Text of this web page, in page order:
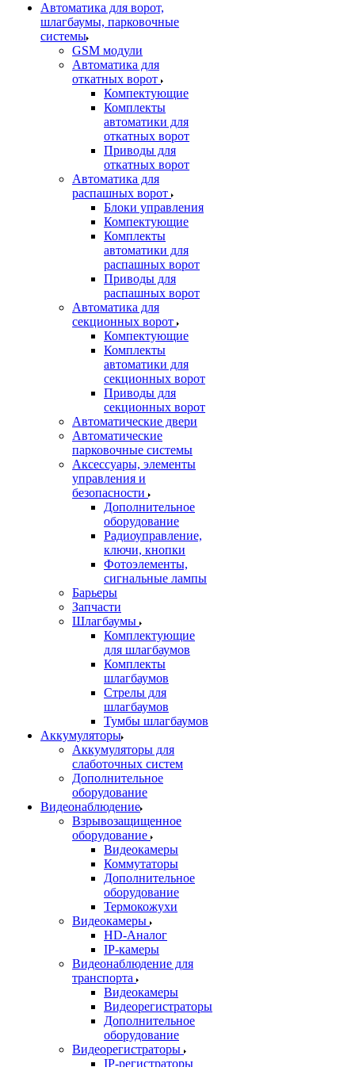
Автоматика для ворот,
шлагбаумы, парковочные
системы
GSM модули
Автоматика для
откатных ворот
Компектующие
Комплекты
автоматики для
откатных ворот
Приводы для
откатных ворот
Автоматика для
распашных ворот
Блоки управления
Компектующие
Комплекты
автоматики для
распашных ворот
Приводы для
распашных ворот
Автоматика для
секционных ворот
Компектующие
Комплекты
автоматики для
секционных ворот
Приводы для
секционных ворот
Автоматические двери
Автоматические
парковочные системы
Аксессуары, элементы
управления и
безопасности
Дополнительное
оборудование
Радиоуправление,
ключи, кнопки
Фотоэлементы,
сигнальные лампы
Барьеры
Запчасти
Шлагбаумы
Комплектующие
для шлагбаумов
Комплекты
шлагбаумов
Стрелы для
шлагбаумов
Тумбы шлагбаумов
Аккумуляторы
Аккумуляторы для
слаботочных систем
Дополнительное
оборудование
Видеонаблюдение
Взрывозащищенное
оборудование
Видеокамеры
Коммутаторы
Дополнительное
оборудование
Термокожухи
Видеокамеры
HD-Аналог
IP-камеры
Видеонаблюдение для
транспорта
Видеокамеры
Видеорегистраторы
Дополнительное
оборудование
Видеорегистраторы
IP-регистраторы